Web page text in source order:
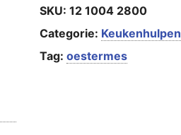
SKU: 12 1004 2800
Categorie: Keukenhulpen
Tag: oestermes